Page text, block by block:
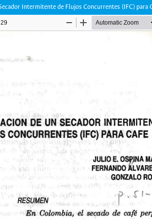
Intermitente de Flujos Concurrentes (IFC) para